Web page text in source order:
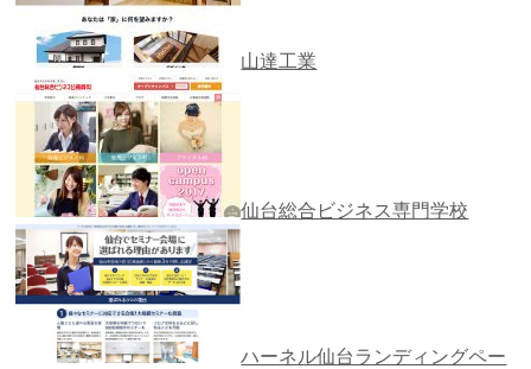
山達工業
仙台総合ビジネス専門学校
ハーネル仙台ランディングペー